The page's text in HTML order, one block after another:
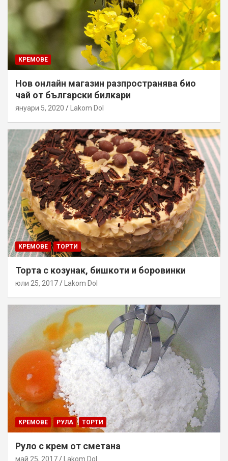
КРЕМОВЕ
Нов онлайн магазин разпространява био
чай от български билкари
януари 5, 2020 Lakom Dol
КРЕМОВЕ ТОРТИ
Торта с козунак, бишкоти и боровинки
юли 25, 2017 Lakom Dol
КРЕМОВЕ РУЛА ТОРТИ
Руло с крем от сметана
май 25, 2017 Lakom Dol